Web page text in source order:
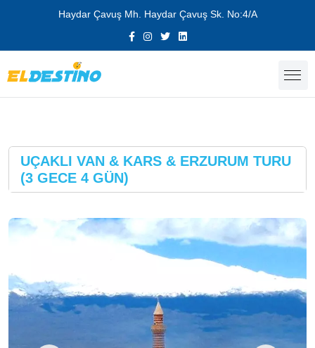
Haydar Çavuş Mh. Haydar Çavuş Sk. No:4/A
UÇAKLI VAN & KARS & ERZURUM TURU
(3 GECE 4 GÜN)